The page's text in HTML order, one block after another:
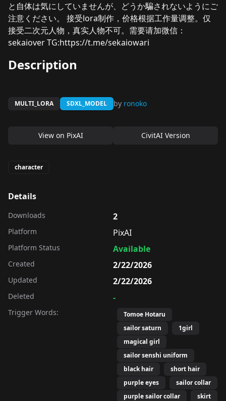
と自体は気にしていませんが、どうか騙されないようにご
注意ください。 接受lora制作，价格根据工作量调整。仅
接受二次元人物，真实人物不可。需要请加微信：
sekaiover TG:https://t.me/sekaiowari
Description
MULTI_LORA SDXL_MODEL by ronoko
View on PixAI CivitAI Version
character
Details
Downloads 2
Platform PixAI
Platform Status Available
Created 2/22/2026
Updated 2/22/2026
Deleted -
Trigger Words:
Tomoe Hotaru
sailor saturn
1girl
magical girl
sailor senshi uniform
black hair
short hair
purple eyes
sailor collar
purple sailor collar
skirt